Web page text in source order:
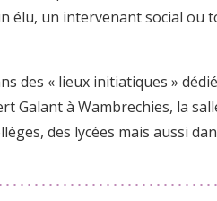
élu, un intervenant social ou
des « lieux initiatiques »
Galant à Wambrechies, la
des lycées mais aussi